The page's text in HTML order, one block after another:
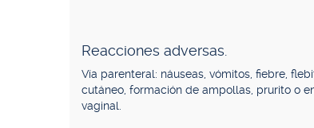
Reacciones adversas.
Vía parenteral: náuseas, vómitos, fiebre,
cutáneo, formación de ampollas, prurito o
vaginal.